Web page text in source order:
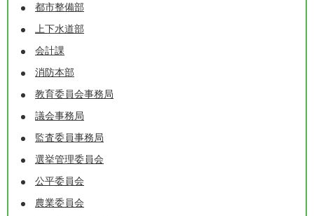
都市整備部
上下水道部
会計課
消防本部
教育委員会事務局
議会事務局
監査委員事務局
選挙管理委員会
公平委員会
農業委員会